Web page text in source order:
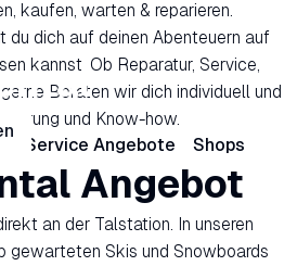
kaufen, warten & reparieren.
du dich auf deinen Abenteuern auf
kannst. Ob Reparatur, Service,
Beraten wir dich individuell und
und Know-how.
Service Angebote Shops
Angebot
an der Talstation. In unseren
gewarteten Skis und Snowboards